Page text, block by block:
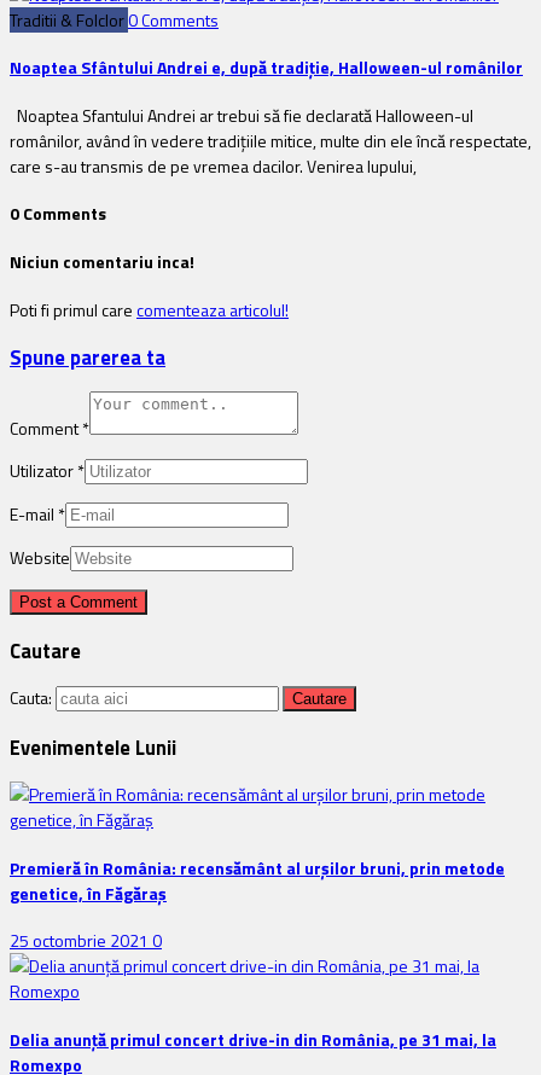
Traditii & Folclor0 Comments
Noaptea Sfântului Andrei e, după tradiție, Halloween-ul românilor
Noaptea Sfantului Andrei ar trebui să fie declarată Halloween-ul
românilor, având în vedere tradițiile mitice, multe din ele încă respectate,
care s-au transmis de pe vremea dacilor. Venirea lupului,
0 Comments
Niciun comentariu inca!
Poti fi primul carecomenteaza articolul!
Spune parerea ta
Comment*
Utilizator*
E-mail *
Website
Cautare
Cauta:
Evenimentele Lunii
Premieră în România: recensământ al urșilor bruni, prin metode
genetice, în Făgăraș
25 octombrie 2021 0
Delia anunţă primul concert drive-in din România, pe 31 mai, la
Romexpo